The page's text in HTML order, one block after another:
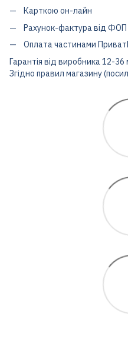
Карткою он-лайн
Рахунок-фактура від ФОП
Оплата частинами
Гарантія від виробника 12-36
Згідно правил магазину